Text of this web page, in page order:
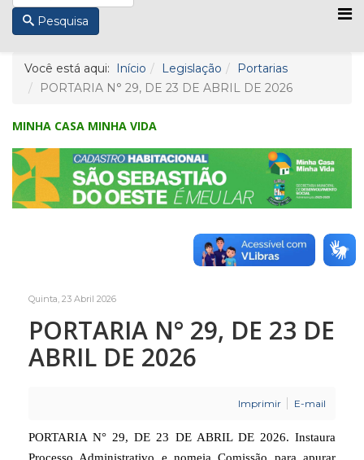
Pesquisa
Você está aqui: Início Legislação
Portarias
PORTARIA N° 29, DE 23 DE ABRIL DE 2026
MINHA CASA MINHA VIDA
Quinta, 23 Abril 2026
PORTARIA N° 29, DE 23 DE
ABRIL DE 2026
Imprimir E-mail
PORTARIA N° 29, DE 23 DE ABRIL DE 2026. Instaura
Processo Administrativo e nomeia Comissão para apurar